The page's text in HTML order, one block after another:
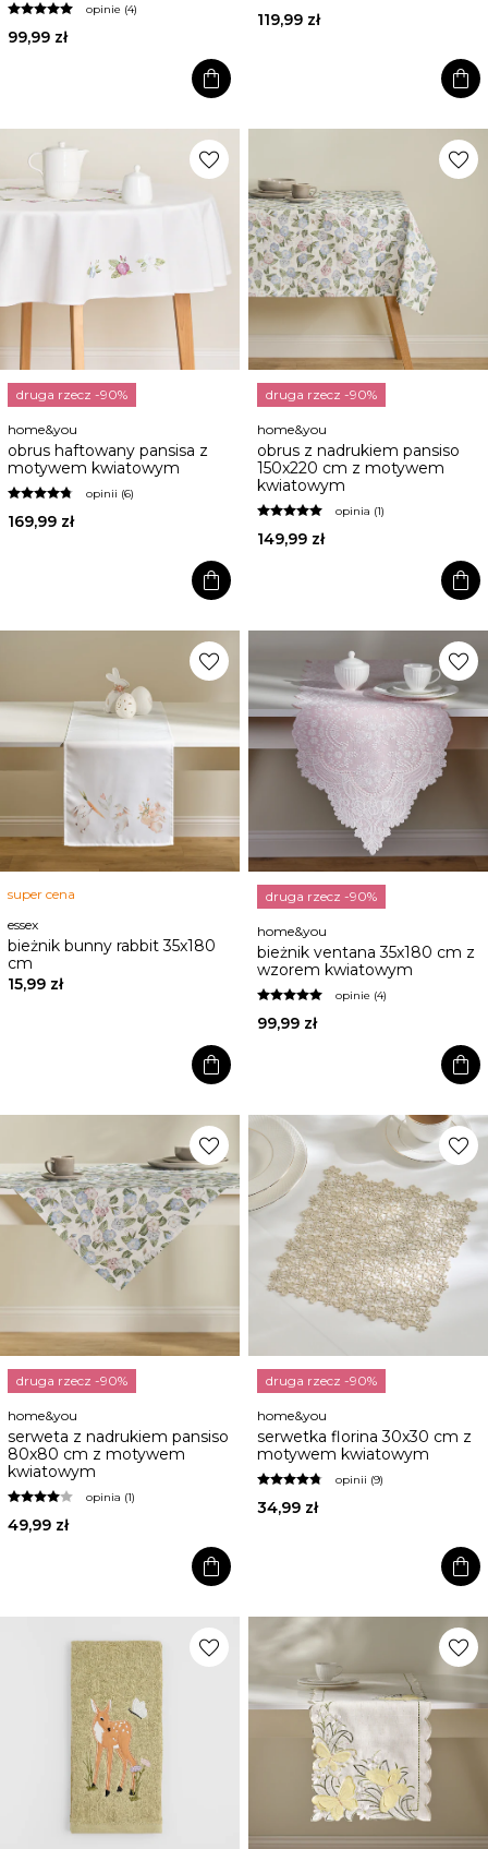
opinie (4)
99,99 zł
shopping_bag
119,99 zł
shopping_bag
favorite
druga rzecz -90%
home&you
obrus haftowany pansisa z
motywem kwiatowym
opinii (6)
169,99 zł
shopping_bag
favorite
druga rzecz -90%
home&you
obrus z nadrukiem pansiso
150x220 cm z motywem
kwiatowym
opinia (1)
149,99 zł
shopping_bag
favorite
super cena
essex
bieżnik bunny rabbit 35x180
cm
15,99 zł
shopping_bag
favorite
druga rzecz -90%
home&you
bieżnik ventana 35x180 cm z
wzorem kwiatowym
opinie (4)
99,99 zł
shopping_bag
favorite
druga rzecz -90%
home&you
serweta z nadrukiem pansiso
80x80 cm z motywem
kwiatowym
opinia (1)
49,99 zł
shopping_bag
favorite
druga rzecz -90%
home&you
serwetka florina 30x30 cm z
motywem kwiatowym
opinii (9)
34,99 zł
shopping_bag
favorite favorite